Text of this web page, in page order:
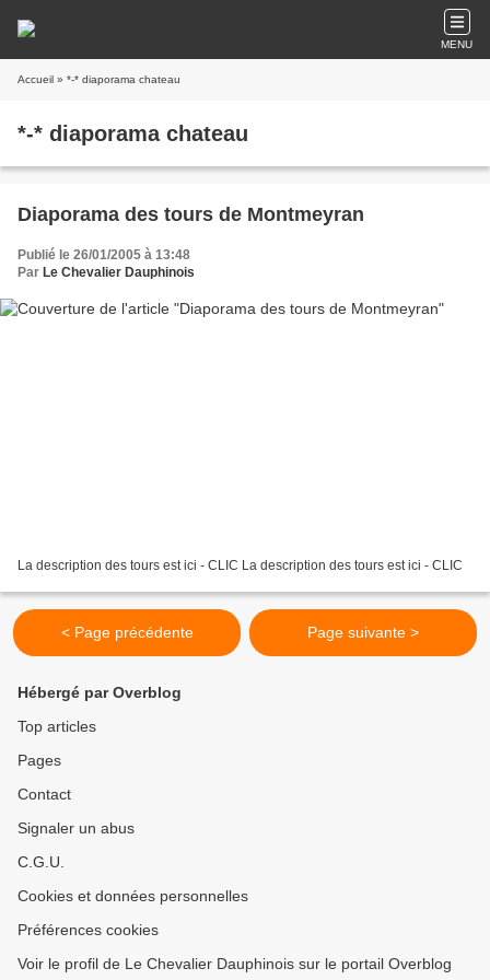
MENU
Accueil » *-* diaporama chateau
*-* diaporama chateau
Diaporama des tours de Montmeyran
Publié le 26/01/2005 à 13:48
Par Le Chevalier Dauphinois
La description des tours est ici - CLIC La description des tours est ici - CLIC
< Page précédente Page suivante >
Hébergé par Overblog
Top articles
Pages
Contact
Signaler un abus
C.G.U.
Cookies et données personnelles
Préférences cookies
Voir le profil de Le Chevalier Dauphinois sur le portail Overblog